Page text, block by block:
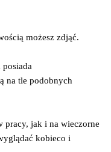
możesz zdjąć.
na tle podobnych
pracy, jak i na wieczorne
kobieco i